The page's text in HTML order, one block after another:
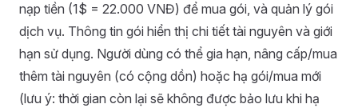
nạp tiền (1$ = 22.000 VNĐ) để mua gói, và quản lý gói
dịch vụ. Thông tin gói hiển thị chi tiết tài nguyên và giới
hạn sử dụng. Người dùng có thể gia hạn, nâng cấp/mua
thêm tài nguyên (có cộng dồn) hoặc hạ gói/mua mới
(lưu ý: thời gian còn lại sẽ không được bảo lưu khi hạ